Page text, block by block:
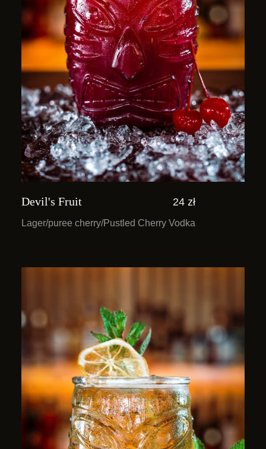
Devil's Fruit 24 zł
Lager/puree cherry/Pustled Cherry Vodka